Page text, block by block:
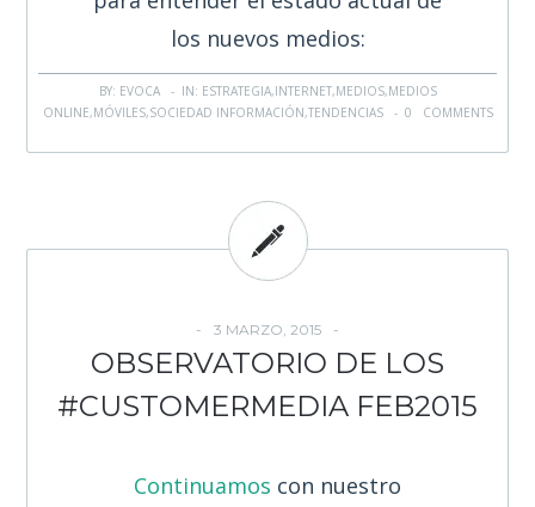
los nuevos medios:
BY: EVOCA - IN: ESTRATEGIA,INTERNET,MEDIOS,MEDIOS
ONLINE,MÓVILES,SOCIEDAD INFORMACIÓN,TENDENCIAS- 0 COMMENTS
3 MARZO, 2015
OBSERVATORIO DE LOS
#CUSTOMERMEDIA FEB2015
Continuamos con nuestro